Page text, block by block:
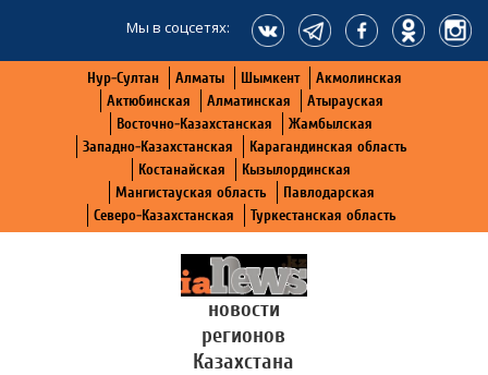
Мы в соцсетях:
Нур-Султан Алматы Шымкент
Акмолинская
Актюбинская
Алматинская
Атырауская
Восточно-Казахстанская
Жамбылская
Западно-Казахстанская
Карагандинская область
Костанайская
Кызылординская
Мангистауская область
Павлодарская
Северо-Казахстанская
Туркестанская область
новости
регионов
Казахстана